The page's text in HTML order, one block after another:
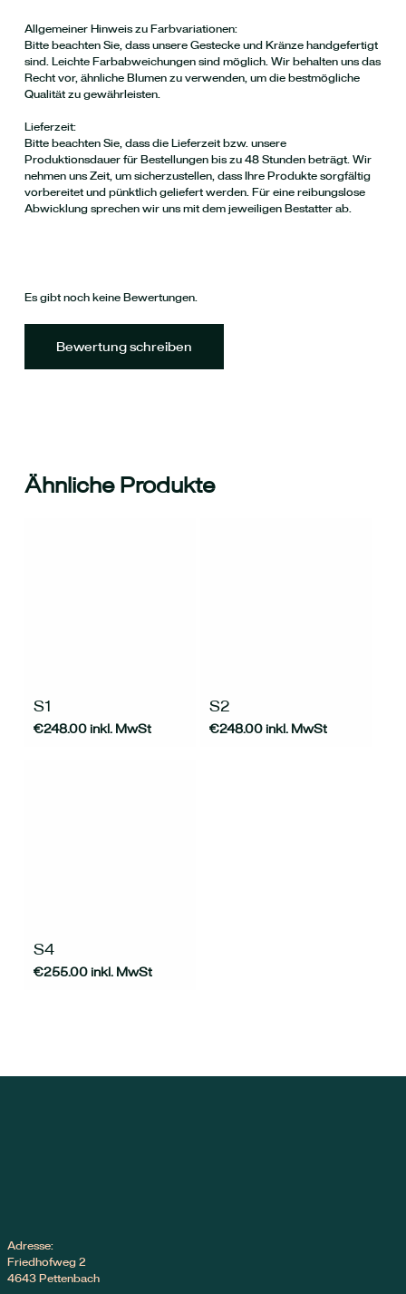
Allgemeiner Hinweis zu Farbvariationen:
Bitte beachten Sie, dass unsere Gestecke und Kränze handgefertigt
sind. Leichte Farbabweichungen sind möglich. Wir behalten uns das
Recht vor, ähnliche Blumen zu verwenden, um die bestmögliche
Qualität zu gewährleisten.
Lieferzeit:
Bitte beachten Sie, dass die Lieferzeit bzw. unsere
Produktionsdauer für Bestellungen bis zu 48 Stunden beträgt. Wir
nehmen uns Zeit, um sicherzustellen, dass Ihre Produkte sorgfältig
vorbereitet und pünktlich geliefert werden. Für eine reibungslose
Abwicklung sprechen wir uns mit dem jeweiligen Bestatter ab.
Es gibt noch keine Bewertungen.
Bewertung schreiben
Ähnliche Produkte
S1
€248.00 inkl. MwSt
S2
€248.00 inkl. MwSt
S4
€255.00 inkl. MwSt
Adresse:
Friedhofweg 2
4643 Pettenbach